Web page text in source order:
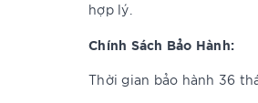
hợp lý.
Chính Sách Bảo Hành:
Thời gian bảo hành 36